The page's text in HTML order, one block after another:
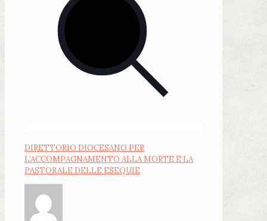
DIRETTORIO DIOCESANO PER
L’ACCOMPAGNAMENTO ALLA MORTE E LA
PASTORALE DELLE ESEQUIE